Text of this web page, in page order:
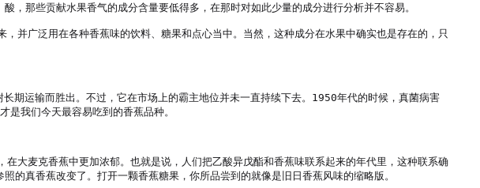
，那些贡献水果香气的成分含量要低得多，在那时对如此少量的成分进行分析并不容易。
并广泛用在各种香蕉味的饮料、糖果和点心当中。当然，这种成分在水果中确实也是存在的，只
运输而胜出。不过，它在市场上的霸主地位并未一直持续下去。1950年代的时候，真菌病害
我们今天最容易吃到的香蕉品种。
大麦克香蕉中更加浓郁。也就是说，人们把乙酸异戊酯和香蕉味联系起来的年代里，这种联系确
的真香蕉改变了。打开一颗香蕉糖果，你所品尝到的就像是旧日香蕉风味的缩略版。